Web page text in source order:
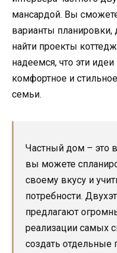
мансардой. Вы
варианты планировки,
найти проекты
надеемся, что эти
комфортное и
семьи.
Частный дом – это
вы можете
своему вкусу и
потребности.
предлагают
реализации самых
создать